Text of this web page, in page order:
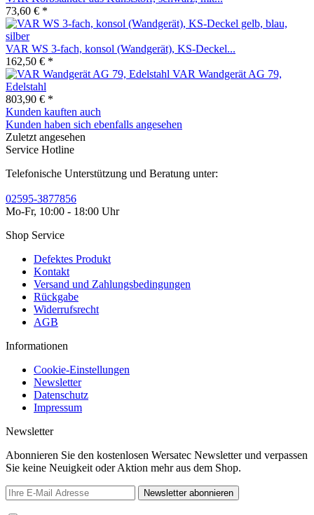
73,60 € *
VAR WS 3-fach, konsol (Wandgerät), KS-Deckel...
162,50 € *
VAR Wandgerät AG 79,
Edelstahl
803,90 € *
Kunden kauften auch
Kunden haben sich ebenfalls angesehen
Zuletzt angesehen
Service Hotline
Telefonische Unterstützung und Beratung unter:
02595-3877856
Mo-Fr, 10:00 - 18:00 Uhr
Shop Service
Defektes Produkt
Kontakt
Versand und Zahlungsbedingungen
Rückgabe
Widerrufsrecht
AGB
Informationen
Cookie-Einstellungen
Newsletter
Datenschutz
Impressum
Newsletter
Abonnieren Sie den kostenlosen Wersatec Newsletter und verpassen
Sie keine Neuigkeit oder Aktion mehr aus dem Shop.
Newsletter abonnieren